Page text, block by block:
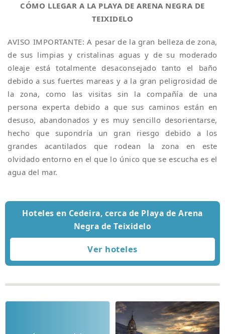
CÓMO LLEGAR A LA PLAYA DE ARENA NEGRA DE
TEIXIDELO
AVISO IMPORTANTE: A pesar de la gran belleza de zona,
de sus limpias y cristalinas aguas y de su moderado
oleaje está totalmente desaconsejado tanto el baño
debido a sus fuertes mareas y a la gran peligrosidad de
la zona, como las visitas sin la compañía de una
persona experta debido a que sus caminos están en
desuso, abandonados y es muy sencillo desorientarse,
hecho que supondría un gran riesgo debido a los
grandes acantilados que rodean la zona en este
olvidado entorno en el que lo único que se escucha es el
agua del mar.
Hoteles en Cedeira, cerca de Playa de Arena
Negra de Teixidelo